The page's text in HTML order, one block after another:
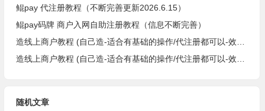
鲲pay 代注册教程（不断完善更新2026.6.15）
鲲pay码牌 商户入网自助注册教程（信息不断完善）
随机文章